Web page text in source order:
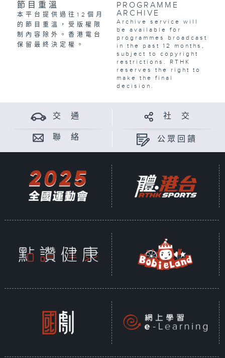
節目重溫
本平台提供過往12個月
的節目重溫，受版權限
制內容除外。香港電台
保留最終決定權。
PROGRAMME
ARCHIVE
Archive service will
be available for
programmes broadcast
in the past 12 months,
subject to copyright
restrictions. RTHK
reserves the right to
make the final
decision.
交 通 社 交
聯 絡 公眾回饋